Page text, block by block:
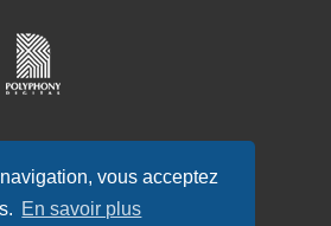
vous acceptez
En savoir plus